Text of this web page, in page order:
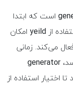
است که ابتدا
از yeild امکان
می‌کند. زمانی
generator
اختیار استفاده از